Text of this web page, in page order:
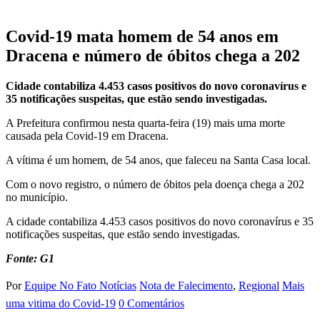
Covid-19 mata homem de 54 anos em
Dracena e número de óbitos chega a 202
Cidade contabiliza 4.453 casos positivos do novo coronavírus e
35 notificações suspeitas, que estão sendo investigadas.
A Prefeitura confirmou nesta quarta-feira (19) mais uma morte
causada pela Covid-19 em Dracena.
A vítima é um homem, de 54 anos, que faleceu na Santa Casa local.
Com o novo registro, o número de óbitos pela doença chega a 202
no município.
A cidade contabiliza 4.453 casos positivos do novo coronavírus e 35
notificações suspeitas, que estão sendo investigadas.
Fonte: G1
Por Equipe No Fato Notícias Nota de Falecimento, Regional Mais
uma vitima do Covid-19 0 Comentários